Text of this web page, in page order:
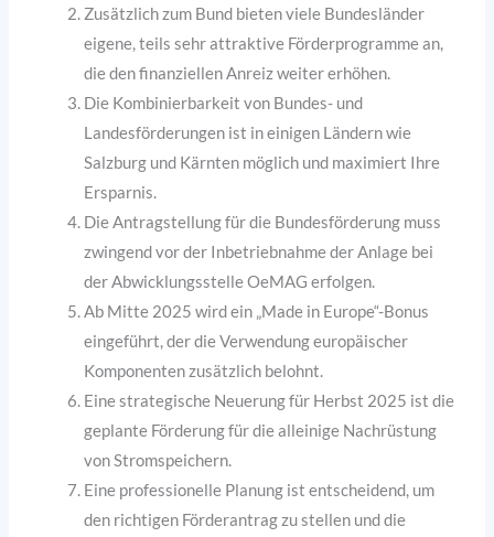
Zusätzlich zum Bund bieten viele Bundesländer
eigene, teils sehr attraktive Förderprogramme an,
die den finanziellen Anreiz weiter erhöhen.
Die Kombinierbarkeit von Bundes- und
Landesförderungen ist in einigen Ländern wie
Salzburg und Kärnten möglich und maximiert Ihre
Ersparnis.
Die Antragstellung für die Bundesförderung muss
zwingend vor der Inbetriebnahme der Anlage bei
der Abwicklungsstelle OeMAG erfolgen.
Ab Mitte 2025 wird ein „Made in Europe“-Bonus
eingeführt, der die Verwendung europäischer
Komponenten zusätzlich belohnt.
Eine strategische Neuerung für Herbst 2025 ist die
geplante Förderung für die alleinige Nachrüstung
von Stromspeichern.
Eine professionelle Planung ist entscheidend, um
den richtigen Förderantrag zu stellen und die